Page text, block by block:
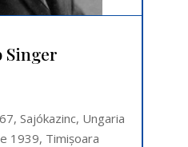
Singer
Sajókazinc, Ungaria
1939, Timişoara